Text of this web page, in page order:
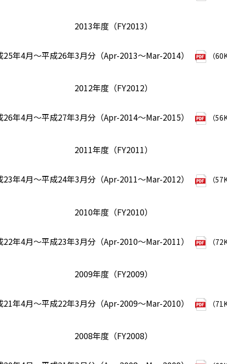
2013年度（FY2013）
25年4月～平成26年3月分（Apr-2013～Mar-2014） （
2012年度（FY2012）
26年4月～平成27年3月分（Apr-2014～Mar-2015） （
2011年度（FY2011）
23年4月～平成24年3月分（Apr-2011～Mar-2012） （
2010年度（FY2010）
22年4月～平成23年3月分（Apr-2010～Mar-2011） （
2009年度（FY2009）
21年4月～平成22年3月分（Apr-2009～Mar-2010） （
2008年度（FY2008）